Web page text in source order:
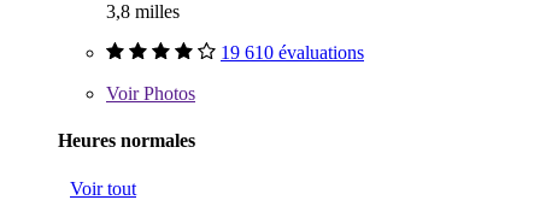
3,8 milles
19 610 évaluations
VoirPhotos
Heures normales
Voir tout